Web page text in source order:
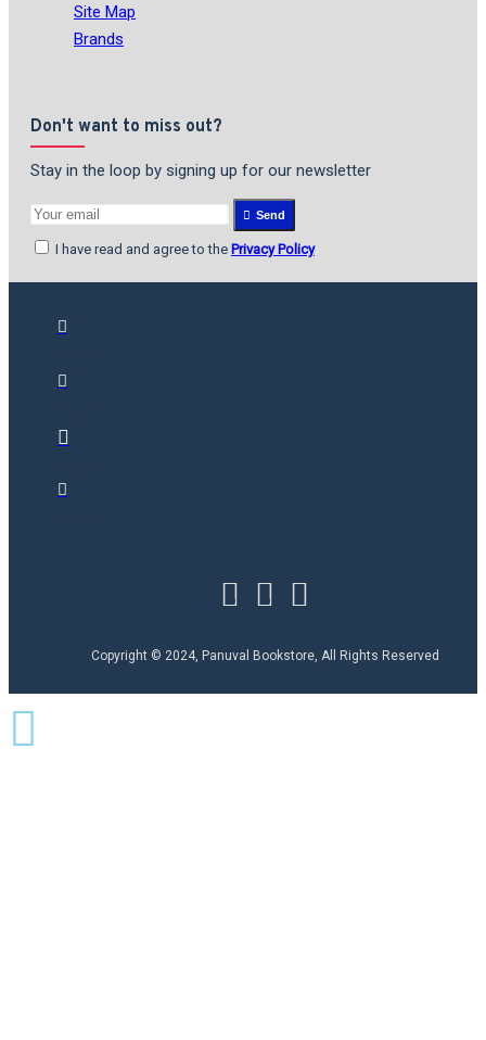
Site Map
Brands
Don't want to miss out?
Stay in the loop by signing up for our newsletter
Send
I have read and agree to the Privacy Policy
Copyright © 2024, Panuval Bookstore, All Rights Reserved